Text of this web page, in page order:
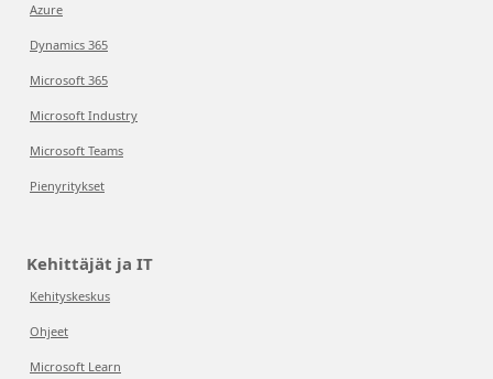
Azure
Dynamics 365
Microsoft 365
Microsoft Industry
Microsoft Teams
Pienyritykset
Kehittäjät ja IT
Kehityskeskus
Ohjeet
Microsoft Learn